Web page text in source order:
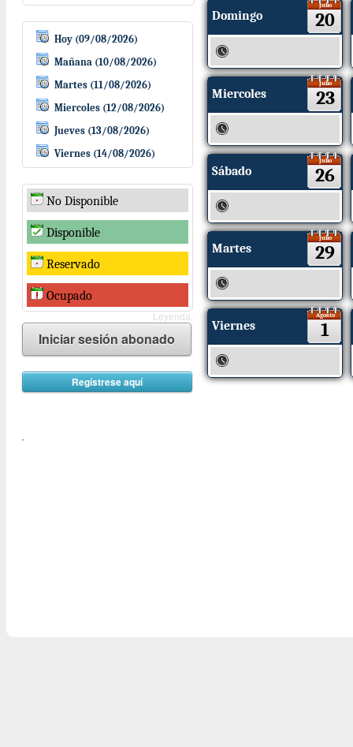
Hoy (09/08/2026)
Mañana (10/08/2026)
Martes (11/08/2026)
Miercoles (12/08/2026)
Jueves (13/08/2026)
Viernes (14/08/2026)
No Disponible
Disponible
Reservado
Ocupado
Leyenda.
Iniciar sesión abonado
Regístrese aquí
Domingo
Julio
20
Miercoles
Julio
23
Sábado
Julio
26
Martes
Julio
29
Viernes
Agosto
1